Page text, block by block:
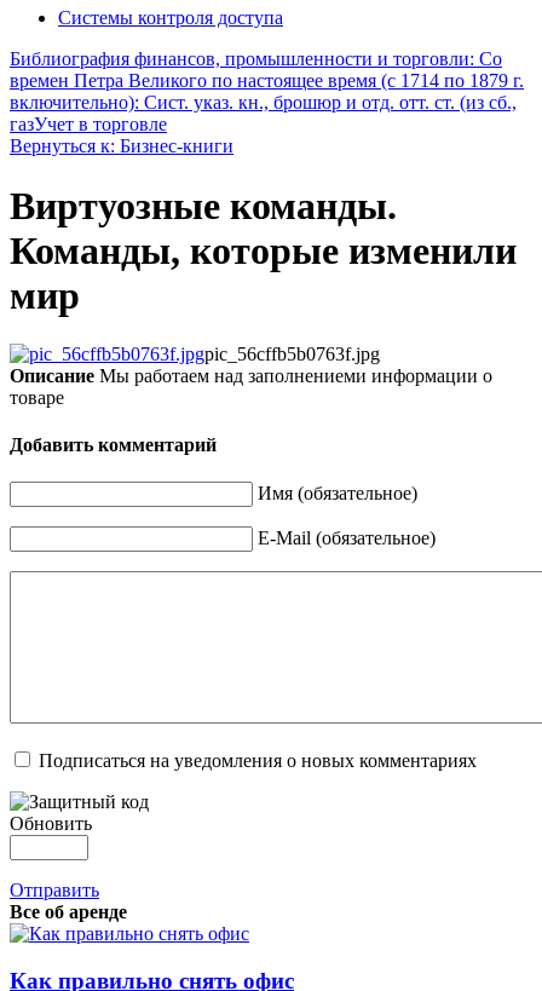
Системы контроля доступа
Библиография финансов, промышленности и торговли: Со
времен Петра Великого по настоящее время (с 1714 по 1879 г.
включительно): Сист. указ. кн., брошюр и отд. отт. ст. (из сб.,
газУчет в торговле
Вернуться к: Бизнес-книги
Виртуозные команды.
Команды, которые изменили
мир
pic_56cffb5b0763f.jpg
Описание Мы работаем над заполнениеми информации о
товаре
Добавить комментарий
Имя (обязательное)
E-Mail (обязательное)
Подписаться на уведомления о новых комментариях
Обновить
Отправить
Все об аренде
Как правильно снять офис